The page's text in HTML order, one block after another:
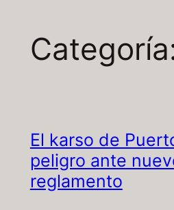
El karso de
peligro ante
reglamento